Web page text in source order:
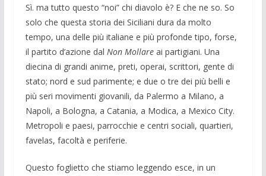
Sì. ma tutto questo “noi” chi diavolo è? E che ne so. So
solo che questa storia dei Siciliani dura da molto
tempo, una delle più italiane e più profonde tipo, forse,
il partito d’azione dal Non Mollareai partigiani. Una
diecina di grandi anime, preti, operai, scrittori, gente di
stato; nord e sud parimente; e due o tre dei più belli e
più seri movimenti giovanili, da Palermo a Milano, a
Napoli, a Bologna, a Catania, a Modica, a Mexico City.
Metropoli e paesi, parrocchie e centri sociali, quartieri,
favelas, facoltà e periferie.
Questo foglietto che stiamo leggendo esce, in un